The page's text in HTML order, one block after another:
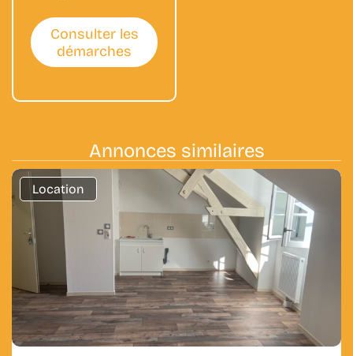
Consulter les
démarches
Annonces similaires
Location